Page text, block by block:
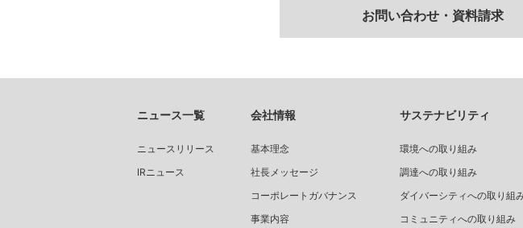
お問い合わせ・資料請求
ニュース一覧
ニュースリリース
IRニュース
会社情報
基本理念
社長メッセージ
コーポレートガバナンス
事業内容
サステナビリティ
環境への取り組み
調達への取り組み
ダイバーシティへの取り組
コミュニティへの取り組み